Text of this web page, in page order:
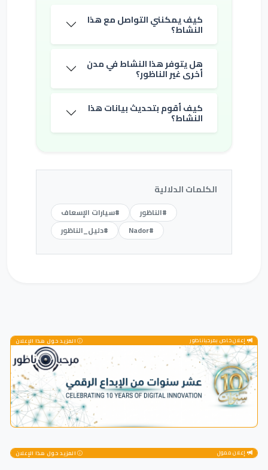
كيف يمكنني التواصل مع هذا
النشاط؟
هل يتوفر هذا النشاط في مدن
أخرى غير الناظور؟
كيف أقوم بتحديث بيانات هذا
النشاط؟
الكلمات الدلالية
#الناظور
#سيارات الإسعاف
#Nador
#دليل_الناظور
إعلان خاص بمرحباناظور المزيد حول هذا الإعلان
إعلان ممول المزيد حول هذا الإعلان